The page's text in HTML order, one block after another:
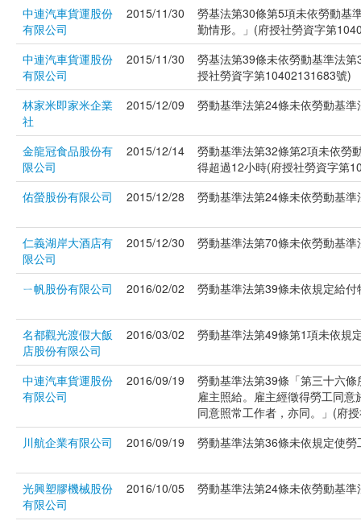
中連汽車貨運股份
有限公司
2015/11/30
勞基法第30條第5項未依勞動基
勤情形。」(府授社勞資字第
中連汽車貨運股份
有限公司
2015/11/30
勞基法第39條未依勞動基準法
授社勞資字第10402131683號)
林家米即家米企業
社
2015/12/09 勞動基準法第24條未依勞動基
金龍冠食品股份有
限公司
2015/12/14
勞動基準法第32條第2項未依勞
得超過12小時(府授社勞資字第
佑螢股份有限公司
2015/12/28 勞動基準法第24條未依勞動基
仁義湖岸大酒店有
限公司
2015/12/30 勞動基準法第70條未依勞動基
ㄧ帆股份有限公司 2016/02/02 勞動基準法第39條未依規定給
名都觀光渡假大飯
店股份有限公司
2016/03/02 勞動基準法第49條第1項未依規
中連汽車貨運股份
有限公司
2016/09/19
勞動基準法第39條「第三十六
雇主照給。雇主經徵得勞工同
同意照常工作者，亦同。」(府
川航企業有限公司
2016/09/19 勞動基準法第36條未依規定使
光興塑膠機械股份
有限公司
2016/10/05 勞動基準法第24條未依勞動基